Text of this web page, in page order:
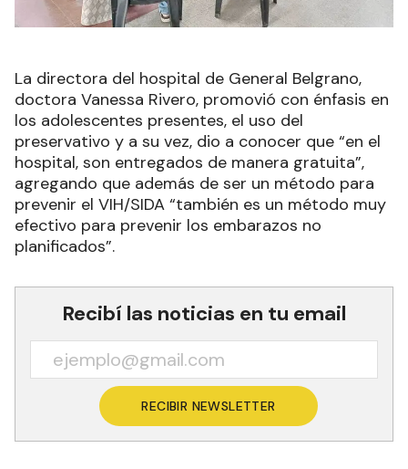
La directora del hospital de General Belgrano,
doctora Vanessa Rivero, promovió con énfasis en
los adolescentes presentes, el uso del
preservativo y a su vez, dio a conocer que “en el
hospital, son entregados de manera gratuita”,
agregando que además de ser un método para
prevenir el VIH/SIDA “también es un método muy
efectivo para prevenir los embarazos no
planificados”.
Recibí las noticias en tu email
RECIBIR NEWSLETTER